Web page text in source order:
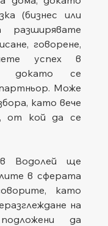
(бизнес или
говорене,
успех в
докато се
Може
като вече
от кой да се
Водолей ще
в сферата
като
на
да